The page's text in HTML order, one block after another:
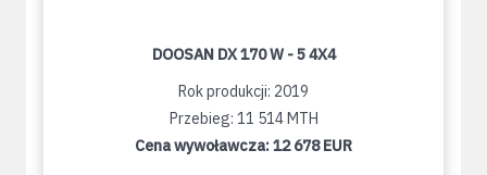
DOOSAN DX 170 W - 5 4X4
Rok produkcji: 2019
Przebieg: 11 514 MTH
Cena wywoławcza:12 678 EUR